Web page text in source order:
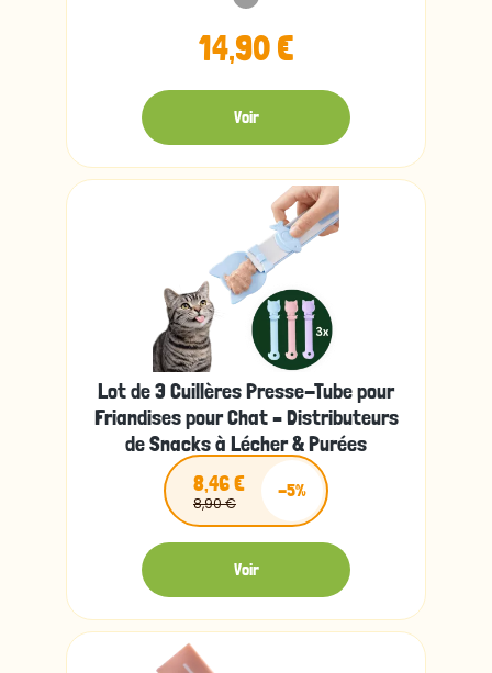
14,90 €
Voir
Lot de 3 Cuillères Presse-Tube pour
Friandises pour Chat – Distributeurs
de Snacks à Lécher & Purées
8,46 €
8,90 €
-5%
Voir